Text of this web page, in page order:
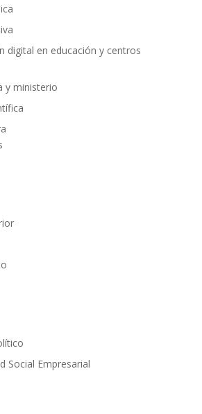
digital en educación y centros
y ministerio
Social Empresarial